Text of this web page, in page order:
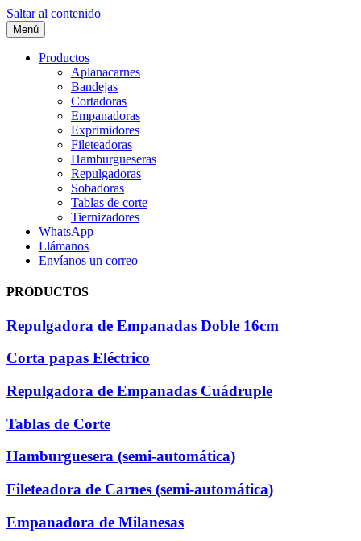
Saltar al contenido
Menú
Productos
Aplanacarnes
Bandejas
Cortadoras
Empanadoras
Exprimidores
Fileteadoras
Hamburgueseras
Repulgadoras
Sobadoras
Tablas de corte
Tiernizadores
WhatsApp
Llámanos
Envíanos un correo
PRODUCTOS
Repulgadora de Empanadas Doble 16cm
Corta papas Eléctrico
Repulgadora de Empanadas Cuádruple
Tablas de Corte
Hamburguesera (semi-automática)
Fileteadora de Carnes (semi-automática)
Empanadora de Milanesas